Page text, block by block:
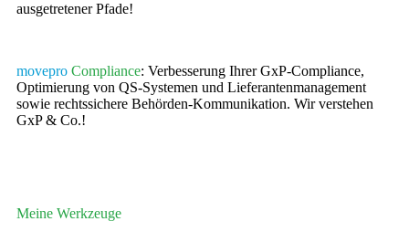
ausgetretener Pfade!
movepro Compliance: Verbesserung Ihrer GxP-Compliance,
Optimierung von QS-Systemen und Lieferantenmanagement
sowie rechtssichere Behörden-Kommunikation. Wir verstehen
GxP & Co.!
Meine Werkzeuge